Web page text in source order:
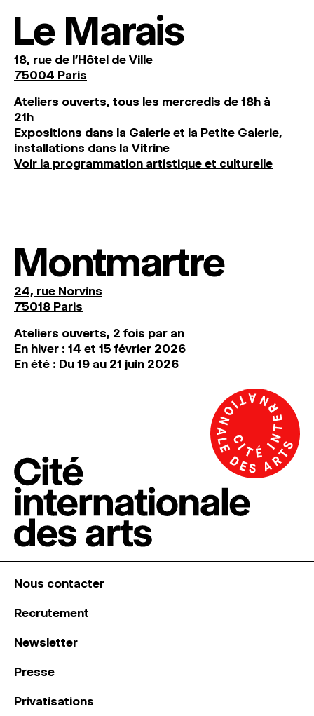
Le Marais
18, rue de l'Hôtel de Ville
75004 Paris
Ateliers ouverts, tous les mercredis de 18h à
21h
Expositions dans la Galerie et la Petite Galerie,
installations dans la Vitrine
Voir la programmation artistique et culturelle
Montmartre
24, rue Norvins
75018 Paris
Ateliers ouverts, 2 fois par an
En hiver : 14 et 15 février 2026
En été : Du 19 au 21 juin 2026
Nous contacter
Recrutement
Newsletter
Presse
Privatisations